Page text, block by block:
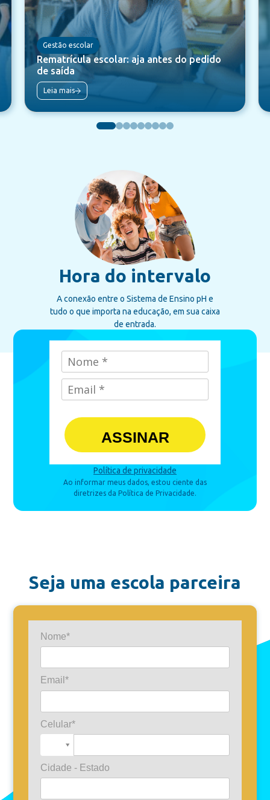
Gestão escolar
Rematrícula escolar: aja antes do pedido
de saída
Leia mais
Hora do intervalo
A conexão entre o Sistema de Ensino pH e
tudo o que importa na educação, em sua caixa
de entrada.
ASSINAR
Política de privacidade
Ao informar meus dados, estou ciente das
diretrizes da Política de Privacidade.
Seja uma escola parceira
Nome*
Email*
Celular*
Cidade - Estado